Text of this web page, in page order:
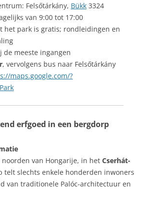
Felsőtárkány, Bükk 3324
van 9:00 tot 17:00
het park is gratis; rondleidingen en
de meeste ingangen
, vervolgens bus naar Felsőtárkány
maps.google.com/?
erfgoed in een bergdorp
van Hongarije, in het Cserhát-
telt slechts enkele honderden inwoners
van traditionele Palóc-architectuur en